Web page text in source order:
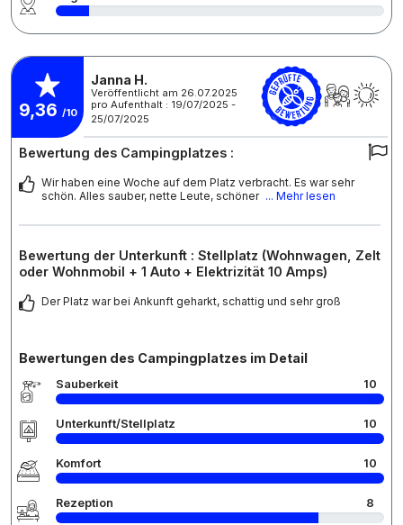
9,36 /10
Janna H.
Veröffentlicht am 26.07.2025
pro Aufenthalt : 19/07/2025 -
25/07/2025
Bewertung des Campingplatzes :
Wir haben eine Woche auf dem Platz verbracht. Es war sehr
schön. Alles sauber, nette Leute, schöner ... Mehr lesen
Bewertung der Unterkunft : Stellplatz (Wohnwagen, Zelt
oder Wohnmobil + 1 Auto + Elektrizität 10 Amps)
Der Platz war bei Ankunft geharkt, schattig und sehr groß
Bewertungen des Campingplatzes im Detail
Sauberkeit 10
Unterkunft/Stellplatz 10
Komfort 10
Rezeption 8